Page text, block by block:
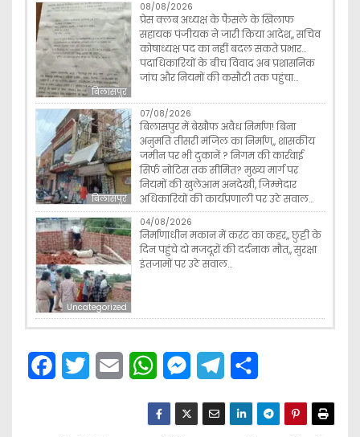
बिलासपुर
08/08/2026
प्रेस क्लब अध्यक्ष के फैसले के खिलाफ
सहायक पंजीयक ने जारी किया आदेश,, सचिव
कोषाध्यक्ष पद का नहीं बदल सकते प्रभार…
पदाधिकारियों के बीच विवाद अब प्रशासनिक
जांच और नियमों की कसौटी तक पहुंचा…
बिलासपुर
07/08/2026
बिलासपुर में बेखौफ अवैध निर्माण! बिना
अनुमति तीसरी मंजिल का निर्माण,, शासकीय
जमीन पर भी दुकानें ? निगम की कार्रवाई
सिर्फ नोटिस तक सीमित? मुख्य मार्ग पर
नियमों की खुलेआम अनदेखी, जिम्मेदार
अधिकारियों की कार्यप्रणाली पर उठे सवाल…
Uncategorized
04/08/2026
निर्माणाधीन मकान में करंट का कहर,, छुट्टी के
दिन पहुंचे दो मजदूरों की दर्दनाक मौत,, सुरक्षा
इंतजामों पर उठे सवाल…
W
a
M
s
l
a